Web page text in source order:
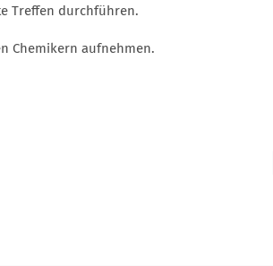
Treffen durchführen.
Chemikern aufnehmen.